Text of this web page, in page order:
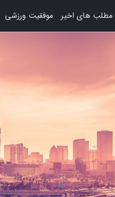
مطلب های اخیر موفقیت ورزشی